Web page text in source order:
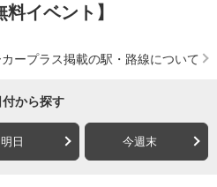
イベント】
ープラス掲載の駅・路線について
付から探す
明日 今週末